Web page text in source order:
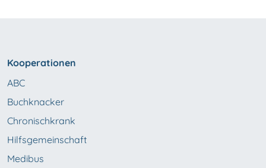
Kooperationen
ABC
Buchknacker
Chronischkrank
Hilfsgemeinschaft
Medibus